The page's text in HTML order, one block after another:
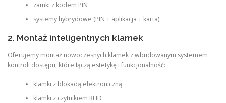
zamki z kodem PIN
systemy hybrydowe (PIN + aplikacja + karta)
2. Montaż inteligentnych klamek
Oferujemy montaż nowoczesnych klamek z wbudowanym systemem
kontroli dostępu, które łączą estetykę i funkcjonalność:
klamki z blokadą elektroniczną
klamki z czytnikiem RFID